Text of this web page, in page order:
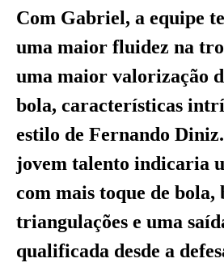
Com Gabriel, a equipe
uma maior fluidez na
uma maior valorização
bola, características
estilo de Fernando
jovem talento indicaria
com mais toque de bola,
triangulações e uma
qualificada desde a